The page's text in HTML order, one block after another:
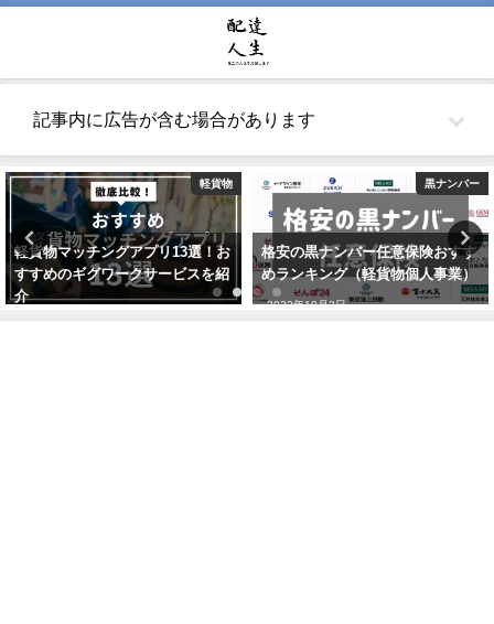
記事内に広告が含む場合があります
軽貨物
軽貨物マッチングアプリ13選！お
すすめのギグワークサービスを紹
介
黒ナンバー
格安の黒ナンバー任意保険おすす
めランキング（軽貨物個人事業）
2022年10月2日